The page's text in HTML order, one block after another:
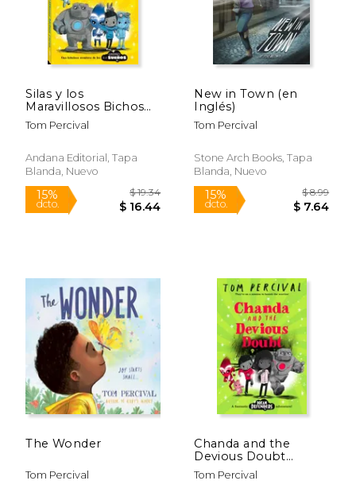
15%
dcto.
$ 18.99
$ 16.14
Rápido
15%
dcto. $
Rápido
Rápido Rápido
Silas y los
Maravillosos Bichos
Raros
Tom Percival
Andana Editorial, Tapa
Blanda, Nuevo
New in Town (en
Inglés)
Tom Percival
Stone Arch Books, Tapa
Blanda, Nuevo
The Wonder
Tom Percival
Chanda and the
Devious Doubt
(Dream Defenders, 2)
(en Inglés)
Tom Percival